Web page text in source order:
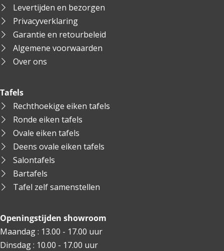
Levertijden en bezorgen
Privacyverklaring
Garantie en retourbeleid
Algemene voorwaarden
Over ons
Tafels
Rechthoekige eiken tafels
Ronde eiken tafels
Ovale eiken tafels
Deens ovale eiken tafels
Salontafels
Bartafels
Tafel zelf samenstellen
Openingstijden showroom
Maandag : 13.00 - 17.00 uur
Dinsdag : 10.00 - 17.00 uur